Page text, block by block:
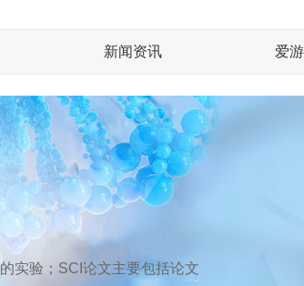
新闻资讯 爱
实验；SCI论文主要包括论文